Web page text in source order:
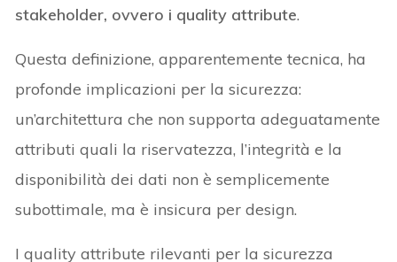
stakeholder, ovvero i quality attribute.
Questa definizione, apparentemente tecnica, ha
profonde implicazioni per la sicurezza:
un’architettura che non supporta adeguatamente
attributi quali la riservatezza, l’integrità e la
disponibilità dei dati non è semplicemente
subottimale, ma è insicura per design.
I quality attribute rilevanti per la sicurezza